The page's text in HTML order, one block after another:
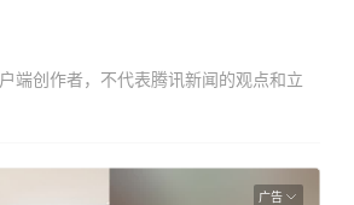
端创作者，不代表腾讯新闻的观点和立
广告